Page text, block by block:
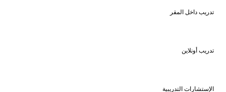
تدريب داخل المقر
تدريب أونلاين
الإستشارات التدريبية